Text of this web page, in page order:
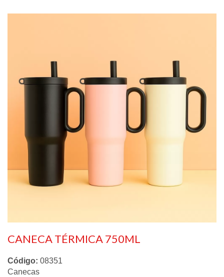
CANECA TÉRMICA 750ML
Código: 08351
Canecas